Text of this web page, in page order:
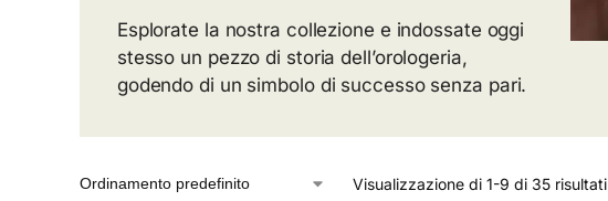
Esplorate la nostra collezione e indossate oggi
stesso un pezzo di storia dell’orologeria,
godendo di un simbolo di successo senza pari.
Visualizzazione di 1-9 di 35 risultati